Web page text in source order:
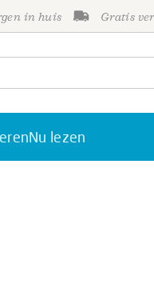
in huis Gratis
Nu lezen